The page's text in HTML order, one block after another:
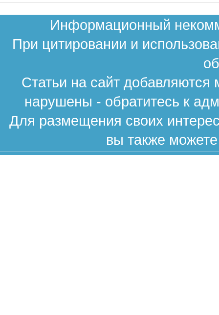
Информационный
При цитировании и
Статьи на сайт
нарушены - обратитесь к
Для размещения своих
вы также